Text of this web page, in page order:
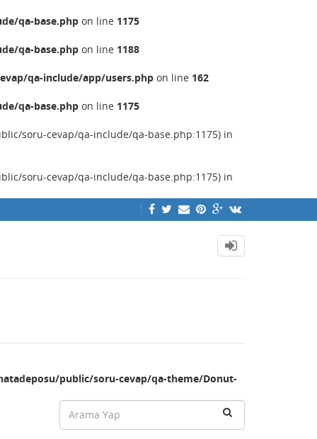
qa-base.php on line 1175
qa-base.php on line 1188
qa-include/app/users.php on line 162
qa-base.php on line 1175
soru-cevap/qa-include/qa-base.php:1175) in
soru-cevap/qa-include/qa-base.php:1175) in
public/soru-cevap/qa-theme/Donut-